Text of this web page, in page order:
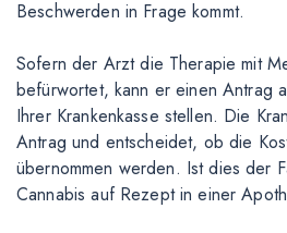
Beschwerden in Frage kommt.
Sofern der Arzt die Therapie mit
befürwortet, kann er einen Antrag
Ihrer Krankenkasse stellen. Die
Antrag und entscheidet, ob die
übernommen werden. Ist dies der
Cannabis auf Rezept in einer